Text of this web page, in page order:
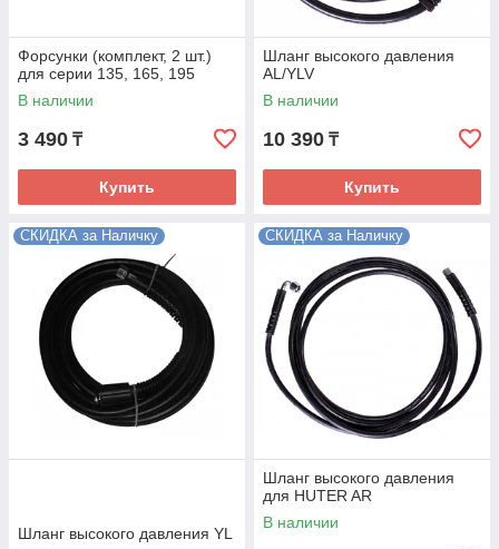
Форсунки (комплект, 2 шт.)
для серии 135, 165, 195
В наличии
3 490 ₸
Купить
Шланг высокого давления
AL/YLV
В наличии
10 390 ₸
Купить
СКИДКА за Наличку
Шланг высокого давления YL
СКИДКА за Наличку
Шланг высокого давления
для HUTER AR
В наличии